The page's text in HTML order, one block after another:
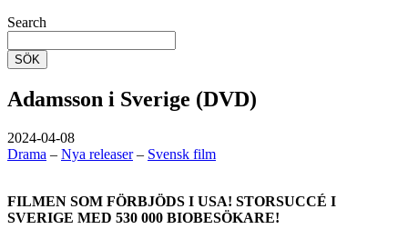
Search
SÖK
Adamsson i Sverige (DVD)
2024-04-08
Drama – Nya releaser– Svensk film
FILMEN SOM FÖRBJÖDS I USA! STORSUCCÉ I
SVERIGE MED 530 000 BIOBESÖKARE!